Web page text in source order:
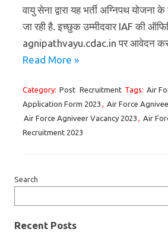
वायु सेना द्वारा यह भर्ती अग्निपथ
जा रही है. इच्छुक उम्मीदवार IAF की
agnipathvayu.cdac.in पर आवेदन
Read More »
Category: Post Recruitment Tags: Air
Application Form 2023 , Air Force
Air Force Agniveer Vacancy 2023 , Air
Recruitment 2023
Search
Recent Posts